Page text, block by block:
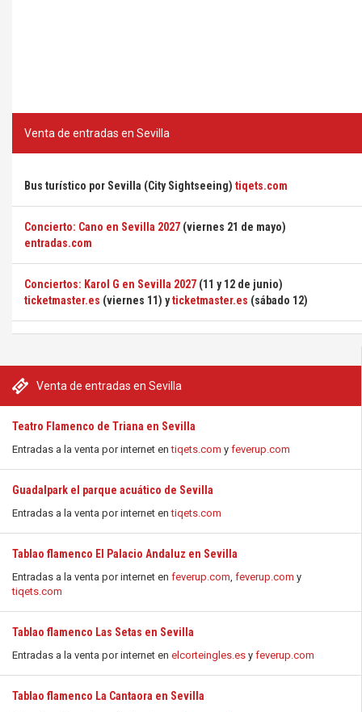
Venta de entradas en Sevilla
Teatro Flamenco de Triana en Sevilla
Entradas a la venta por internet entiqets.com y feverup.com
Guadalpark el parque acuático de Sevilla
Entradas a la venta por internet entiqets.com
Tablao flamenco El Palacio Andaluz en Sevilla
Entradas a la venta por internet en feverup.com, feverup.com y
tiqets.com
Tablao flamenco Las Setas en Sevilla
Entradas a la venta por internet en elcorteingles.es y feverup.com
Tablao flamenco La Cantaora en Sevilla
Venta de entradas en Sevilla
Bus turístico por Sevilla (City Sightseeing) tiqets.com
Concierto: Cano en Sevilla 2027 (viernes 21 de mayo)
entradas.com
Conciertos: Karol G en Sevilla 2027 (11 y 12 de junio)
ticketmaster.es (viernes 11) yticketmaster.es (sábado 12)